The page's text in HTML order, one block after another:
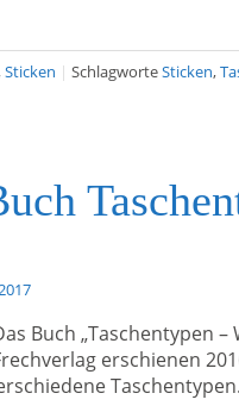
Sticken | SchlagworteSticken,
Buch „Taschentypen
erschienen
Taschentypen.